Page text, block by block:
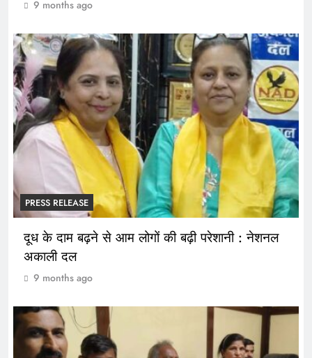
9 months ago
PRESS RELEASE
दूध के दाम बढ़ने से आम लोगों की बढ़ी परेशानी : नेशनल
अकाली दल
9 months ago